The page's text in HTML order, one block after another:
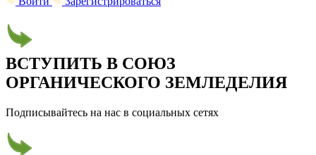
ВСТУПИТЬ В СОЮЗ
ОРГАНИЧЕСКОГО ЗЕМЛЕДЕЛИЯ
Подписывайтесь на нас в социальных сетях